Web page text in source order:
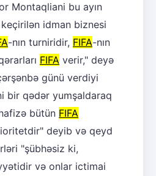
Montaqliani bu ayın
idman biznesi
-nın turniridir, FIFA-nın
FIFA verir," deyə
günü verdiyi
bir qədər yumşaldaraq
bütün FIFA
deyib və qeyd
"şübhəsiz ki,
və onlar ictimai